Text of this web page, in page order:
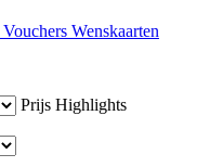
Vouchers Wenskaarten
Prijs Highlights